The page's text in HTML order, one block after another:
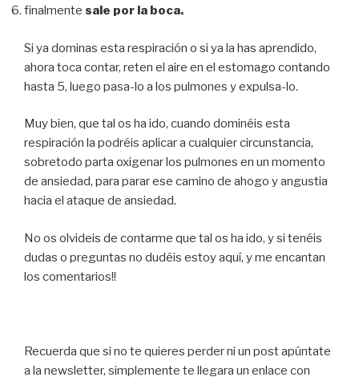
finalmente sale por la boca.
Si ya dominas esta respiración o si ya la has aprendido,
ahora toca contar, reten el aire en el estomago contando
hasta 5, luego pasa-lo a los pulmones y expulsa-lo.
Muy bien, que tal os ha ido, cuando dominéis esta
respiración la podréis aplicar a cualquier circunstancia,
sobretodo parta oxigenar los pulmones en un momento
de ansiedad, para parar ese camino de ahogo y angustia
hacia el ataque de ansiedad.
No os olvideis de contarme que tal os ha ido, y si tenéis
dudas o preguntas no dudéis estoy aquí, y me encantan
los comentarios!!
Recuerda que si no te quieres perder ni un post apúntate
a la newsletter, simplemente te llegara un enlace con